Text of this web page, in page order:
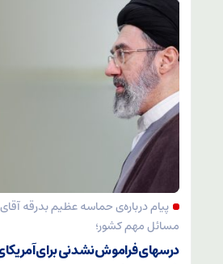
پیام درباره‌ی حماسه عظیم بدرقه
مسائل مهم کشور؛
درسهای فراموش‌نشدنی برای